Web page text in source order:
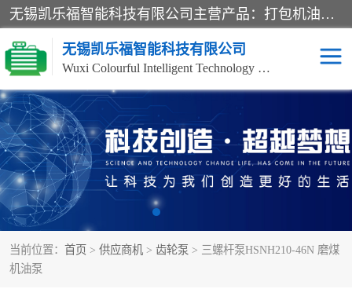
无锡凯乐福智能科技有限公司主营产品：打包机油泵、风冷式油冷却器、液压阀、液压泵、冷却器、过滤器及气动元器件。公司主导生产齿轮泵、齿轮马达、液压阀等产品。共计100多个系列、3000余种规格。覆盖了液压系统的动力元件、控制元件和执行元件，具备较强的成套供货、服务能力。
无锡凯乐福智能科技有限公司
Wuxi Colourful Intelligent Technology Co., Ltd
当前位置： 首页 > 供应商机 > 齿轮泵 > 三螺杆泵HSNH210-46N 磨煤
机油泵
齿轮泵 机床冷却泵
风冷式油冷却器 叶片泵
液压马达
柱塞泵 方向阀